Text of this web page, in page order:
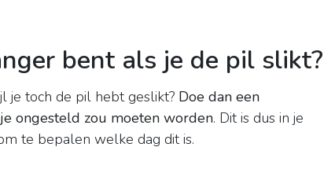
bent als je de pil slikt?
je toch de pil hebt geslikt? Doe dan een
ongesteld zou moeten worden. Dit is dus in je
te bepalen welke dag dit is.